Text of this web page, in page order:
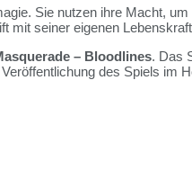
Sie nutzen ihre Macht,
mit seiner eigenen
– Bloodlines. Das
des Spiels im